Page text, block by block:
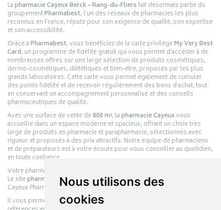
Nous utilisons des
cookies
Lapharmacie Cayeux Berck – Rang-du-Fliersfait désormais partie du
groupementPharmabest, l’un des réseaux de pharmacies les plus
reconnus en France, réputé pour son exigence de qualité, son expertise
et son accessibilité.
Grâce àPharmabest, vous bénéficiez de la carte privilègeMy Very Best
Card, un programme de fidélité gratuit qui vous permet d’accéder à de
nombreuses offres sur une large sélection de produits cosmétiques,
dermo-cosmétiques, diététiques et bien-être, proposés par les plus
grands laboratoires. Cette carte vous permet également de cumuler
des points fidélité et de recevoir régulièrement des bons d’achat, tout
en conservant un accompagnement personnalisé et des conseils
pharmaceutiques de qualité.
Avec une surface de vente de800 m², lapharmacie Cayeuxvous
accueille dans un espace moderne et spacieux, offrant un choix très
large de produits en pharmacie et parapharmacie, sélectionnés avec
rigueur et proposés à des prix attractifs. Notre équipe de pharmaciens
et de préparateurs est à votre écoute pour vous conseiller au quotidien,
en toute confiance.
Votre pharmacie en ligne :
Le sitepharmacie-cayeux.frest le prolongement digital de la pharmacie
Cayeux Pharmabest Berck-sur-Mer – Rang-du-Fliers.
Il vous permet de réaliser vos achats en ligne parmi des milliers de